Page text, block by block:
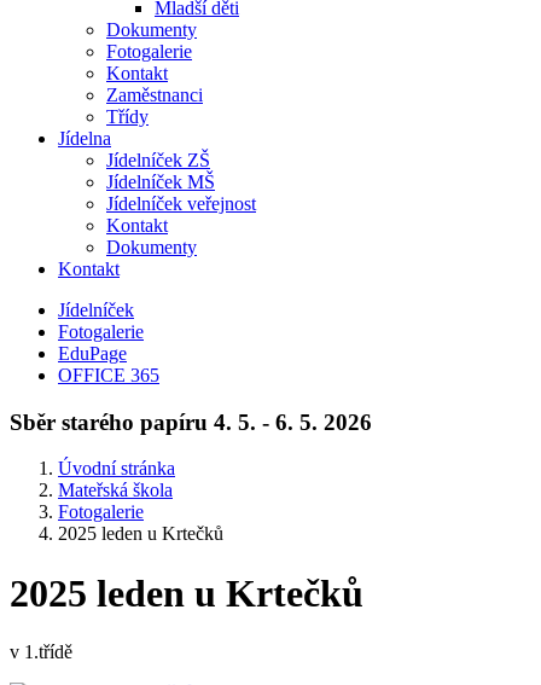
Mladší děti
Dokumenty
Fotogalerie
Kontakt
Zaměstnanci
Třídy
Jídelna
Jídelníček ZŠ
Jídelníček MŠ
Jídelníček veřejnost
Kontakt
Dokumenty
Kontakt
Jídelníček
Fotogalerie
EduPage
OFFICE 365
Sběr starého papíru 4. 5. - 6. 5. 2026
Úvodní stránka
Mateřská škola
Fotogalerie
2025 leden u Krtečků
2025 leden u Krtečků
v 1.třídě